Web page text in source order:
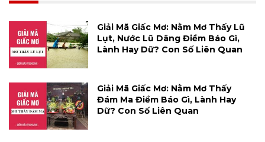
Giải Mã Giấc Mơ: Nằm Mơ Thấy Lũ
Lụt, Nước Lũ Dâng Điềm Báo Gì,
Lành Hay Dữ? Con Số Liên Quan
Giải Mã Giấc Mơ: Nằm Mơ Thấy
Đám Ma Điềm Báo Gì, Lành Hay
Dữ? Con Số Liên Quan